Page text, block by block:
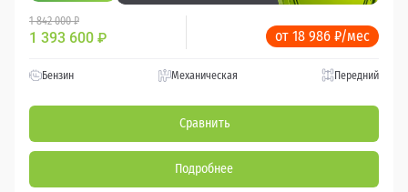
1 842 000 ₽
1 393 600 ₽ от 18 986 ₽/мес
Бензин Механическая Передний
Сравнить
Подробнее